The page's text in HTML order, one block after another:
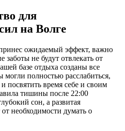
для
на Волге
ожидаемый эффект, важно
заботы не будут отвлекать от
базе отдыха созданы все
могли полностью расслабиться,
посвятить время себе и своим
тишины после 22:00
сон, а развитая
необходимости думать о